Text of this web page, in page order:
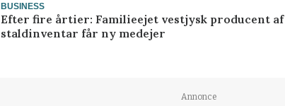
BUSINESS
Efter fire årtier: Familieejet vestjysk producent af
staldinventar får ny medejer
Annonce